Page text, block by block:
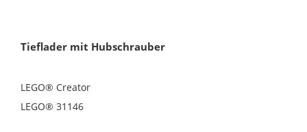
Tieflader mit Hubschrauber
LEGO® Creator
LEGO® 31146